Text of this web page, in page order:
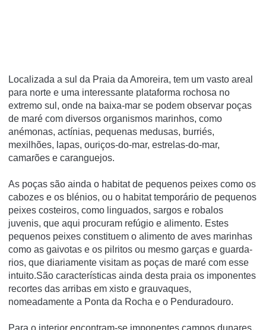
Localizada a sul da Praia da Amoreira, tem um vasto areal
para norte e uma interessante plataforma rochosa no
extremo sul, onde na baixa-mar se podem observar poças
de maré com diversos organismos marinhos, como
anémonas, actínias, pequenas medusas, burriés,
mexilhões, lapas, ouriços-do-mar, estrelas-do-mar,
camarões e caranguejos.
As poças são ainda o habitat de pequenos peixes como os
cabozes e os blénios, ou o habitat temporário de pequenos
peixes costeiros, como linguados, sargos e robalos
juvenis, que aqui procuram refúgio e alimento. Estes
pequenos peixes constituem o alimento de aves marinhas
como as gaivotas e os pilritos ou mesmo garças e guarda-
rios, que diariamente visitam as poças de maré com esse
intuito.São características ainda desta praia os imponentes
recortes das arribas em xisto e grauvaques,
nomeadamente a Ponta da Rocha e o Penduradouro.
Para o interior encontram-se imponentes campos dunares,